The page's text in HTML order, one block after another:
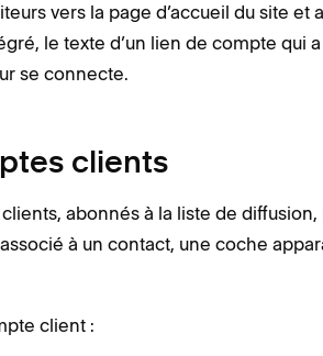
vers la page d’accueil du site et
le texte d’un lien de compte qui
se connecte.
clients
abonnés à la liste de
à un contact, une coche
client :